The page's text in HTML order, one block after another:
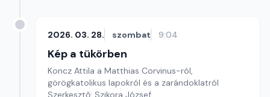
2026. 03. 28. szombat 9:04
Kép a tükörben
Koncz Attila a Matthias Corvinus-ról,
görögkatolikus lapokról és a zarándoklatról
Szerkesztő: Szikora József